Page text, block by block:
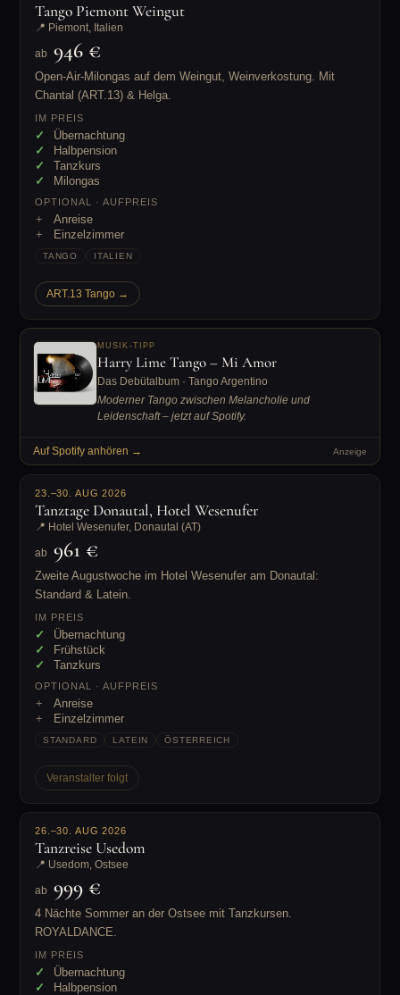
Tango Piemont Weingut
📍 Piemont, Italien
ab 946 €
Open-Air-Milongas auf dem Weingut, Weinverkostung. Mit
Chantal (ART.13) & Helga.
IM PREIS
Übernachtung
Halbpension
Tanzkurs
Milongas
OPTIONAL · AUFPREIS
Anreise
Einzelzimmer
TANGO ITALIEN
ART.13 Tango →
MUSIK-TIPP
Harry Lime Tango – Mi Amor
Das Debütalbum · Tango Argentino
Moderner Tango zwischen Melancholie und
Leidenschaft – jetzt auf Spotify.
Auf Spotify anhören → Anzeige
23.–30. AUG 2026
Tanztage Donautal, Hotel Wesenufer
📍 Hotel Wesenufer, Donautal (AT)
ab 961 €
Zweite Augustwoche im Hotel Wesenufer am Donautal:
Standard & Latein.
IM PREIS
Übernachtung
Frühstück
Tanzkurs
OPTIONAL · AUFPREIS
Anreise
Einzelzimmer
STANDARD LATEIN ÖSTERREICH
Veranstalter folgt
26.–30. AUG 2026
Tanzreise Usedom
📍 Usedom, Ostsee
ab 999 €
4 Nächte Sommer an der Ostsee mit Tanzkursen.
ROYALDANCE.
IM PREIS
Übernachtung
Halbpension